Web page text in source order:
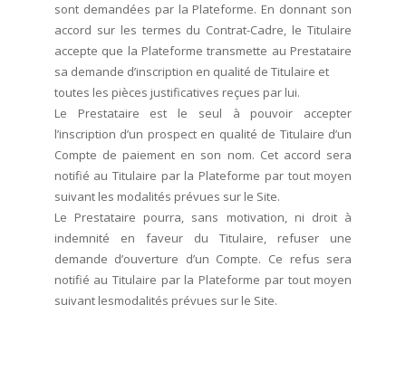
sont demandées par la Plateforme. En donnant son
accord sur les termes du Contrat-Cadre, le Titulaire
accepte que la Plateforme transmette au Prestataire
sa demande d’inscription en qualité de Titulaire et
toutes les pièces justificatives reçues par lui.
Le Prestataire est le seul à pouvoir accepter
l’inscription d’un prospect en qualité de Titulaire d’un
Compte de paiement en son nom. Cet accord sera
notifié au Titulaire par la Plateforme par tout moyen
suivant les modalités prévues sur le Site.
Le Prestataire pourra, sans motivation, ni droit à
indemnité en faveur du Titulaire, refuser une
demande d’ouverture d’un Compte. Ce refus sera
notifié au Titulaire par la Plateforme par tout moyen
suivant lesmodalités prévues sur le Site.